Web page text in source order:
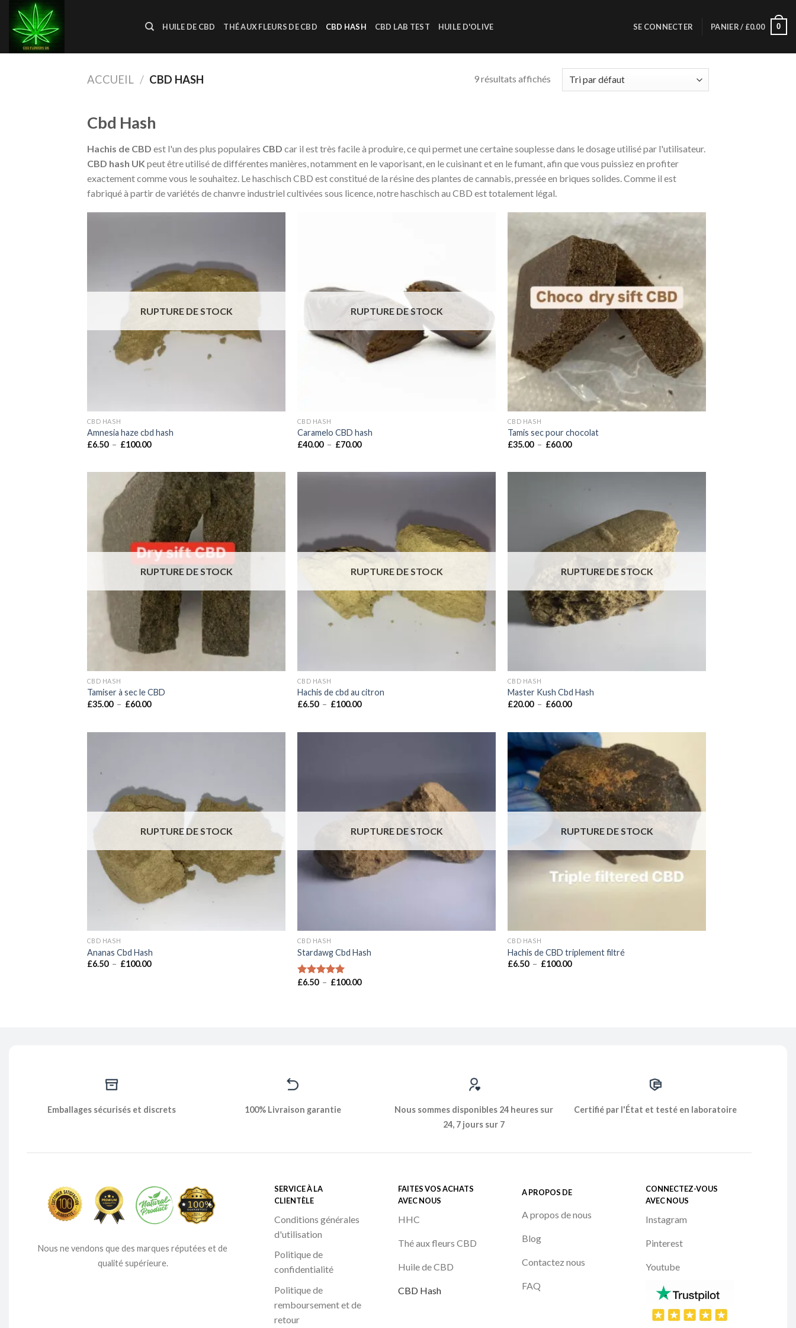
content
HUILE DE CBD THÉ AUX FLEURS DE CBD CBD HASH CBD LAB TEST HUILE D'OLIVE SE CONNECTER PANIER / £0.00 0
ACCUEIL / CBD HASH 9 résultats affichés
Cbd Hash
Hachis de CBD est l'un des plus populaires CBD car il est très facile à produire, ce qui permet une certaine souplesse dans le dosage utilisé par l'utilisateur.
CBD hash UK peut être utilisé de différentes manières, notamment en le vaporisant, en le cuisinant et en le fumant, afin que vous puissiez en profiter
exactement comme vous le souhaitez. Le haschisch CBD est constitué de la résine des plantes de cannabis, pressée en briques solides. Comme il est
fabriqué à partir de variétés de chanvre industriel cultivées sous licence, notre haschisch au CBD est totalement légal.
RUPTURE DE STOCK
CBD HASH
Amnesia haze cbd hash
£6.50 – £100.00Plage
£100.00
RUPTURE DE STOCK
CBD HASH
Caramelo CBD hash
£40.00 – £70.00Plage
CBD HASH
Tamis sec pour chocolat
£35.00 – £60.00Plage
RUPTURE DE STOCK
CBD HASH
Tamiser à sec le CBD
£35.00 – £60.00Plage
RUPTURE DE STOCK
CBD HASH
Hachis de cbd au citron
£6.50 – £100.00Plage
RUPTURE DE STOCK
CBD HASH
Master Kush Cbd Hash
£20.00 – £60.00Plage
à
£60.00
RUPTURE DE STOCK
CBD HASH
Ananas Cbd Hash
£6.50 – £100.00Plage
RUPTURE DE STOCK
CBD HASH
Stardawg Cbd Hash
Note 5.00
£6.50 – £100.00Plage
RUPTURE DE STOCK
CBD HASH
Hachis de CBD triplement filtré
£6.50 – £100.00Plage
Emballages sécurisés et discrets 100% Livraison garantie
Nous sommes disponibles 24 heures sur
24, 7 jours sur 7
Certifié par l'État et testé en laboratoire
Nous ne vendons que des marques réputées et de
qualité supérieure.
SERVICE À LA
CLIENTÈLE
Conditions générales
d'utilisation
Politique de
confidentialité
Politique de
remboursement et de
retour
FAITES VOS ACHATS
AVEC NOUS
HHC
Thé aux fleurs CBD
Huile de CBD
CBD Hash
A PROPOS DE
A propos de nous
Blog
Contactez nous
FAQ
CONNECTEZ-VOUS
AVEC NOUS
Instagram
Pinterest
Youtube